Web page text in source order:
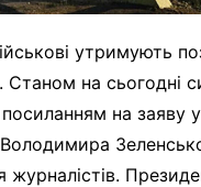
утримують
на сьогодні
на заяву
журналістів.